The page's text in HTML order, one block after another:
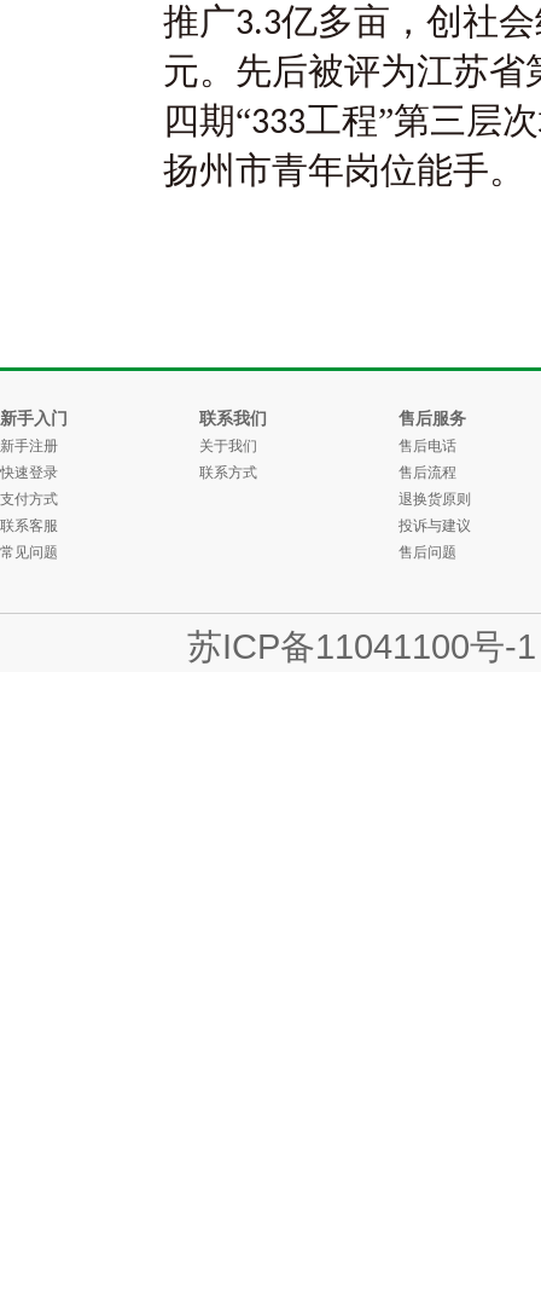
推广3.3亿多亩，创社
元。先后被评为江苏省
四期“333工程”第三层
扬州市青年岗位能手。
新手入门
新手注册
快速登录
支付方式
联系客服
常见问题
联系我们
关于我们
联系方式
售后服务
售后电话
售后流程
退换货原则
投诉与建议
售后问题
苏ICP备11041100号-